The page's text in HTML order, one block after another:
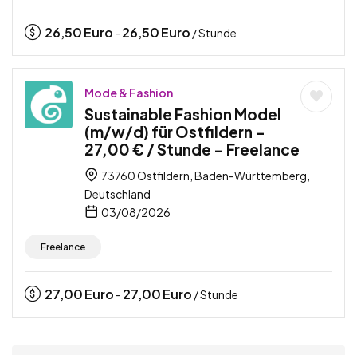
26,50Euro - 26,50Euro / Stunde
Mode & Fashion
Sustainable Fashion Model
(m/w/d) für Ostfildern –
27,00 € / Stunde – Freelance
73760 Ostfildern, Baden-Württemberg,
Deutschland
03/08/2026
Freelance
27,00Euro - 27,00Euro / Stunde